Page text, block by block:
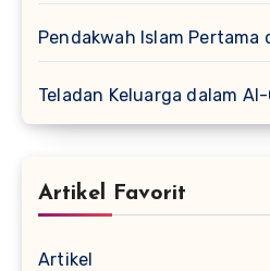
Pendakwah Islam Pertama
Teladan Keluarga dalam
Artikel Favorit
Artikel